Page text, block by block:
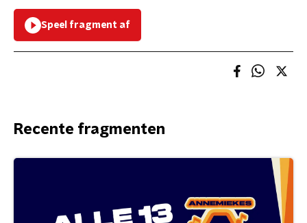
Speel fragment af
Recente fragmenten